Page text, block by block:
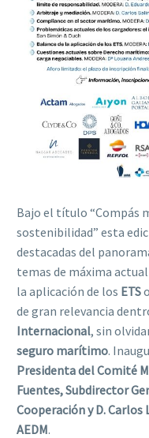
Bajo el título “Compás
sostenibilidad” esta
destacadas del
temas de máxima
la aplicación de los ETS
de gran relevancia
Internacional, sin
seguro marítimo.
Presidenta del Comité
Fuentes, Subdirector
Cooperación y D.
AEDM.